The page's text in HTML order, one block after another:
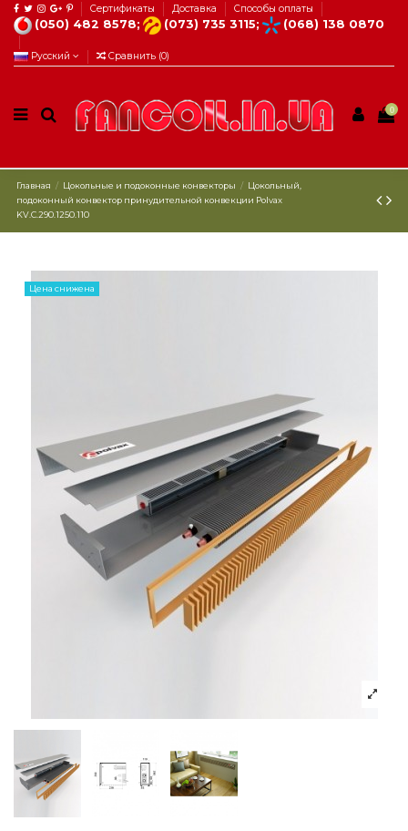
Сертификаты Доставка Способы оплаты
(050) 482 8578; (073) 735 3115; (068) 138 0870
Русский Сравнить (0)
0
Главная Цокольные и подоконные конвекторы
Цокольный,
подоконный конвектор принудительной конвекции Polvax
KV.C.290.1250.110
Цена снижена